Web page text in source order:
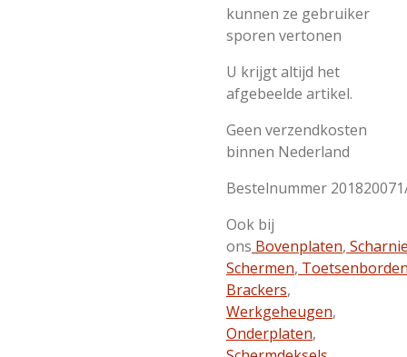
kunnen ze gebruiker
sporen vertonen
U krijgt altijd het
afgebeelde artikel.
Geen verzendkosten
binnen Nederland
Bestelnummer
Ook bij
ons Bovenplaten,
Schermen,
Brackers,
Werkgeheugen,
Onderplaten,